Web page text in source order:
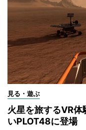
見る・遊ぶ
火星を旅するVR
いPLOT48に登場